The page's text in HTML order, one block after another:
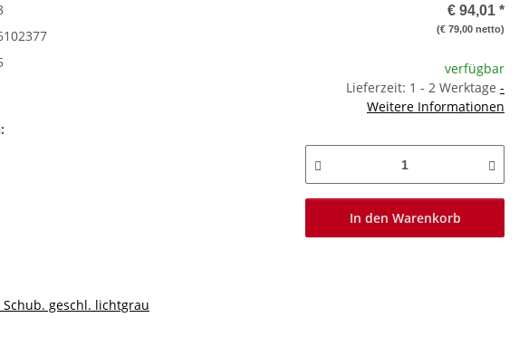
€ 94,01 *
(€ 79,00 netto)
verfügbar
Lieferzeit: 1 - 2 Werktage -
Weitere Informationen
In den Warenkorb
geschl. lichtgrau